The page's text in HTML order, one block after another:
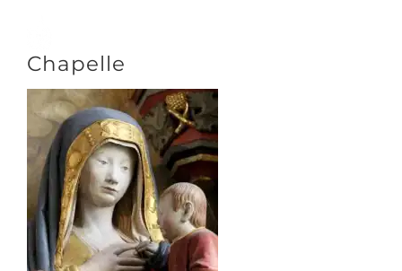
contenu
DÉCOUVRIR
VENIR
NOUS SUIVRE
Chapelle